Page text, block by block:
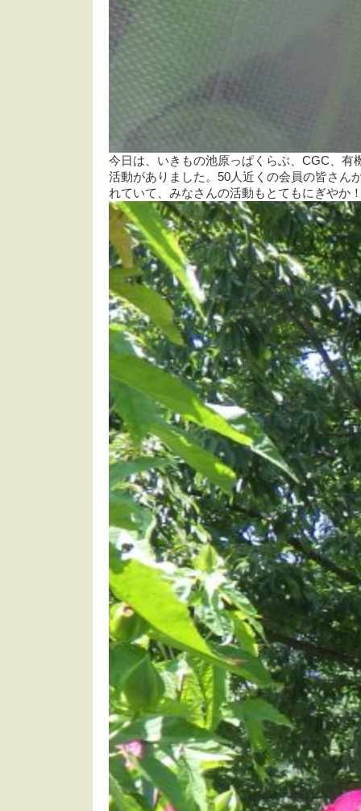
今日は、いきもの池原っぱくらぶ、CGC、有
活動がありました。50人近くの会員の皆さん
れていて、みなさんの活動もとてもにぎやか